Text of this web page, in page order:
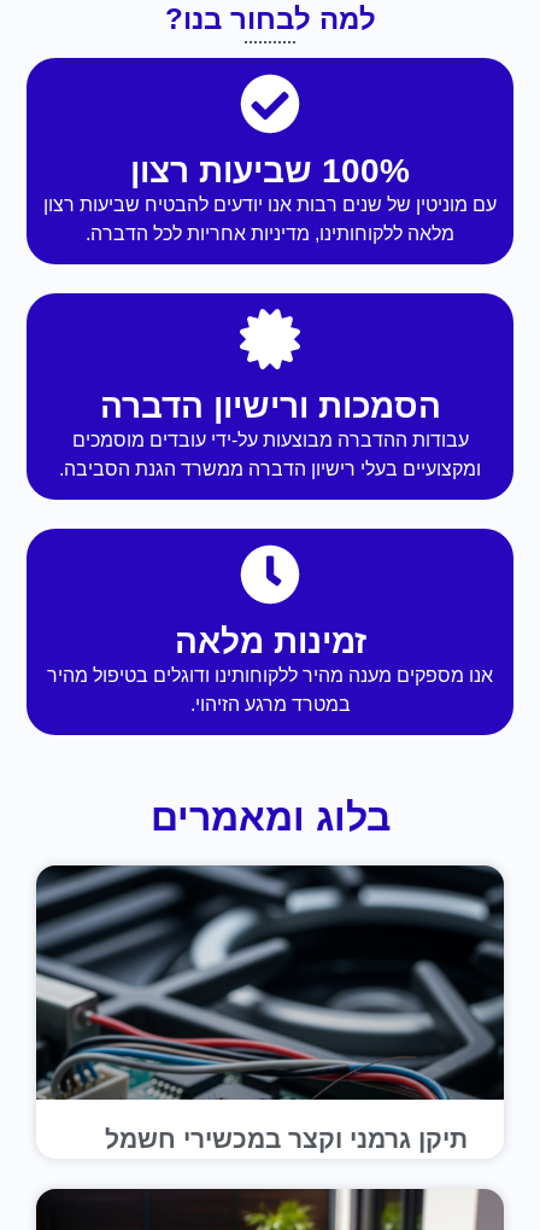
למה לבחור בנו?
100% שביעות רצון
עם מוניטין של שנים רבות אנו יודעים להבטיח שביעות רצון
מלאה ללקוחותינו, מדיניות אחריות לכל הדברה.
הסמכות ורישיון הדברה
עבודות ההדברה מבוצעות על-ידי עובדים מוסמכים
ומקצועיים בעלי רישיון הדברה ממשרד הגנת הסביבה.
זמינות מלאה
אנו מספקים מענה מהיר ללקוחותינו ודוגלים בטיפול מהיר
במטרד מרגע הזיהוי.
בלוג ומאמרים
תיקן גרמני וקצר במכשירי חשמל